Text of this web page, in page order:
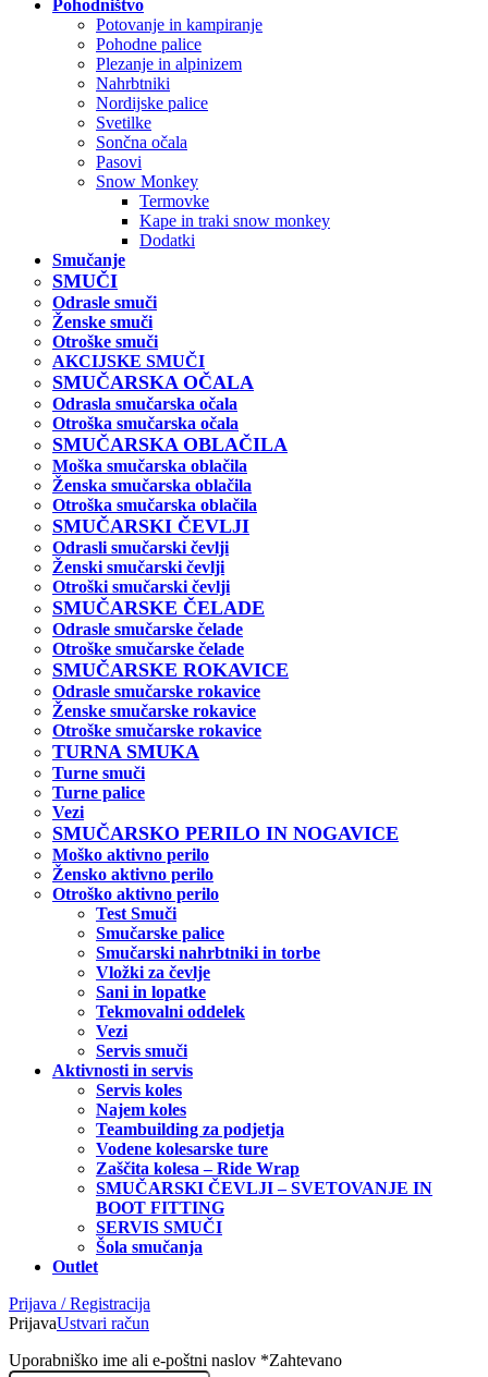
Pohodništvo
Potovanje in kampiranje
Pohodne palice
Plezanje in alpinizem
Nahrbtniki
Nordijske palice
Svetilke
Sončna očala
Pasovi
Snow Monkey
Termovke
Kape in traki snow monkey
Dodatki
Smučanje
SMUČI
Odrasle smuči
Ženske smuči
Otroške smuči
AKCIJSKE SMUČI
SMUČARSKA OČALA
Odrasla smučarska očala
Otroška smučarska očala
SMUČARSKA OBLAČILA
Moška smučarska oblačila
Ženska smučarska oblačila
Otroška smučarska oblačila
SMUČARSKI ČEVLJI
Odrasli smučarski čevlji
Ženski smučarski čevlji
Otroški smučarski čevlji
SMUČARSKE ČELADE
Odrasle smučarske čelade
Otroške smučarske čelade
SMUČARSKE ROKAVICE
Odrasle smučarske rokavice
Ženske smučarske rokavice
Otroške smučarske rokavice
TURNA SMUKA
Turne smuči
Turne palice
Vezi
SMUČARSKO PERILO IN NOGAVICE
Moško aktivno perilo
Žensko aktivno perilo
Otroško aktivno perilo
Test Smuči
Smučarske palice
Smučarski nahrbtniki in torbe
Vložki za čevlje
Sani in lopatke
Tekmovalni oddelek
Vezi
Servis smuči
Aktivnosti in servis
Servis koles
Najem koles
Teambuilding za podjetja
Vodene kolesarske ture
Zaščita kolesa – Ride Wrap
SMUČARSKI ČEVLJI – SVETOVANJE IN
BOOT FITTING
SERVIS SMUČI
Šola smučanja
Outlet
Prijava / Registracija
PrijavaUstvari račun
Uporabniško ime ali e-poštni naslov *Zahtevano